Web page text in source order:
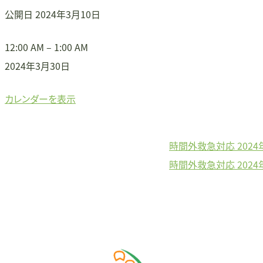
公開日 2024年3月10日
時
間
救
12:00 AM – 1:00 AM
2024年3月30日
カレンダーを表示
投
時間外救急対応2024
時間外救急対応2024